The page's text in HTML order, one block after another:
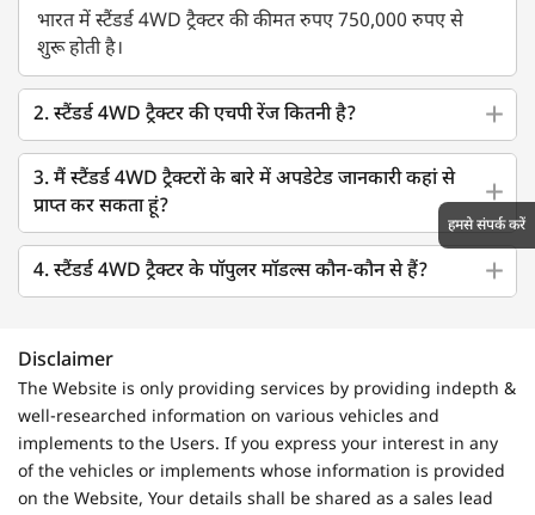
भारत में स्टैंडर्ड 4WD ट्रैक्टर की कीमत रुपए 750,000 रुपए से
शुरू होती है।
2. स्टैंडर्ड 4WD ट्रैक्टर की एचपी रेंज कितनी है?
3. मैं स्टैंडर्ड 4WD ट्रैक्टरों के बारे में अपडेटेड जानकारी कहां से
प्राप्त कर सकता हूं?
4. स्टैंडर्ड 4WD ट्रैक्टर के पॉपुलर मॉडल्स कौन-कौन से हैं?
Disclaimer
The Website is only providing services by providing indepth &
well-researched information on various vehicles and
implements to the Users. If you express your interest in any
of the vehicles or implements whose information is provided
on the Website, Your details shall be shared as a sales lead
हमसे संपर्क करें